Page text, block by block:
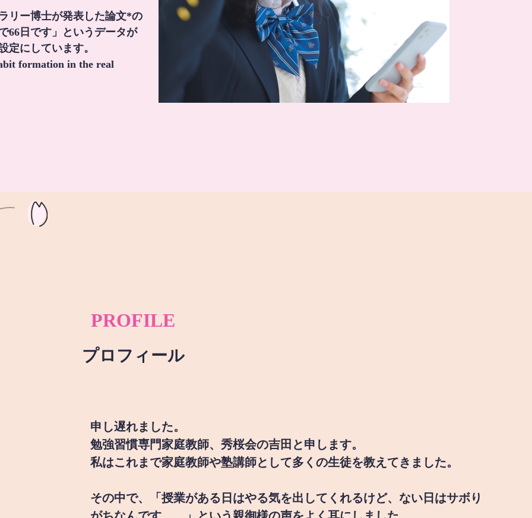
リー博士が発表した論文*の
66日です」というデータが
定にしています。
formation in the real
PROFILE
プロフィール
申し遅れました。
勉強習慣専門家庭教師、秀桜会の吉田と申します。
私はこれまで家庭教師や塾講師として多くの生徒を教えてきました。
その中で、「授業がある日はやる気を出してくれるけど、ない日はサボり